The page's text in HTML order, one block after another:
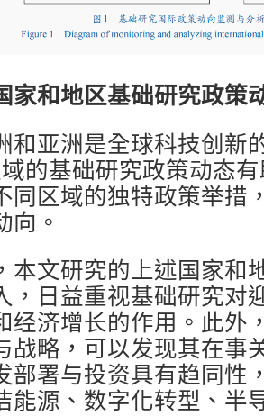
家和地区基础研究政策
和亚洲是全球科技创新
的基础研究政策动态
同区域的独特政策举措
向。
本文研究的上述国家和
，日益重视基础研究对
经济增长的作用。此外
战略，可以发现其在事
部署与投资具有趋同性
能源、数字化转型、半